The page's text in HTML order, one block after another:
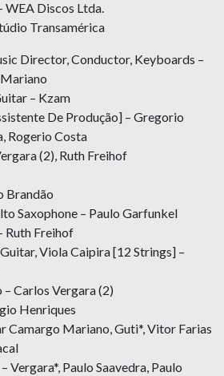
Discos Ltda.
Transamérica
Director, Conductor, Keyboards –
– Kzam
De Produção] – Gregorio
Rogerio Costa
(2), Ruth Freihof
Brandão
Saxophone – Paulo Garfunkel
Ruth Freihof
Viola Caipira [12 Strings] –
Carlos Vergara (2)
Henriques
Camargo Mariano, Guti*, Vitor Farias
Vergara*, Paulo Saavedra, Paulo